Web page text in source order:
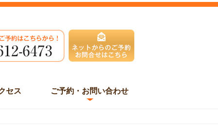
セス ご予約・お問い合わせ